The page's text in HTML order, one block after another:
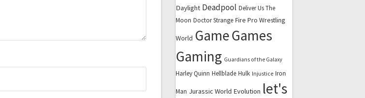
Daylight Deadpool Deliver Us The
Moon Doctor Strange Fire Pro Wrestling
World GameGames
Gaming Guardians of the Galaxy
Harley Quinn Hellblade Hulk Injustice Iron
Man Jurassic World Evolution let's